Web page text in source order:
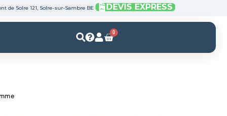
de Solre 121, Solre-sur-Sambre BE DEVIS EXPRESS
0
Panier